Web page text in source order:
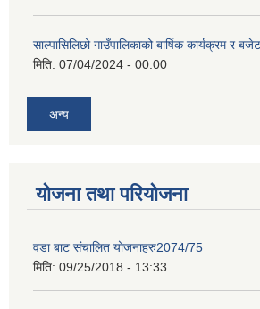
साल्पासिलिछो गाउँपालिकाको बार्षिक कार्यक्रम र
मिति: 07/04/2024 - 00:00
अन्य
योजना तथा परियोजना
वडा बाट संचालित योजनाहरु2074/75
मिति: 09/25/2018 - 13:33